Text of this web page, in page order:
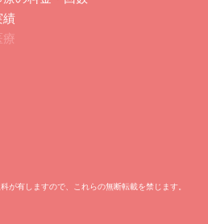
績
療
有しますので、これらの無断転載を禁じます。